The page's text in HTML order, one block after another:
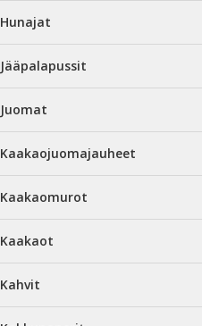
Hunajat
Jääpalapussit
Juomat
Kaakaojuomajauheet
Kaakaomurot
Kaakaot
Kahvit